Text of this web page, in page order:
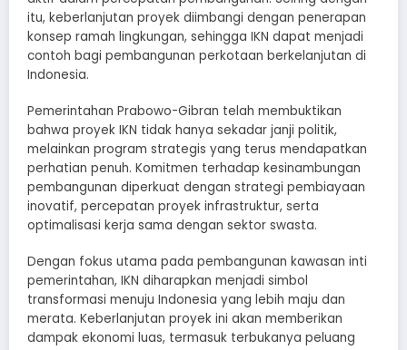
itu, keberlanjutan proyek diimbangi dengan penerapan
konsep ramah lingkungan, sehingga IKN dapat menjadi
contoh bagi pembangunan perkotaan berkelanjutan di
Indonesia.
Pemerintahan Prabowo-Gibran telah membuktikan
bahwa proyek IKN tidak hanya sekadar janji politik,
melainkan program strategis yang terus mendapatkan
perhatian penuh. Komitmen terhadap kesinambungan
pembangunan diperkuat dengan strategi pembiayaan
inovatif, percepatan proyek infrastruktur, serta
optimalisasi kerja sama dengan sektor swasta.
Dengan fokus utama pada pembangunan kawasan inti
pemerintahan, IKN diharapkan menjadi simbol
transformasi menuju Indonesia yang lebih maju dan
merata. Keberlanjutan proyek ini akan memberikan
dampak ekonomi luas, termasuk terbukanya peluang